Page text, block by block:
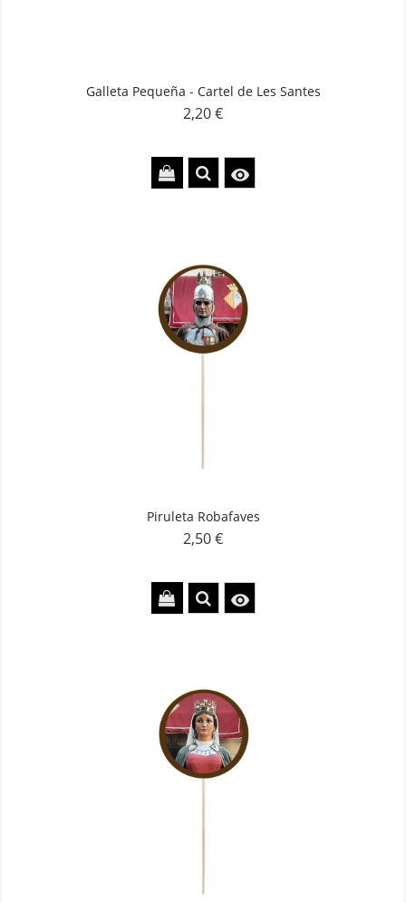
Galleta Pequeña - Cartel de Les Santes
Precio
2,20 €

Piruleta Robafaves
Precio
2,50 €
